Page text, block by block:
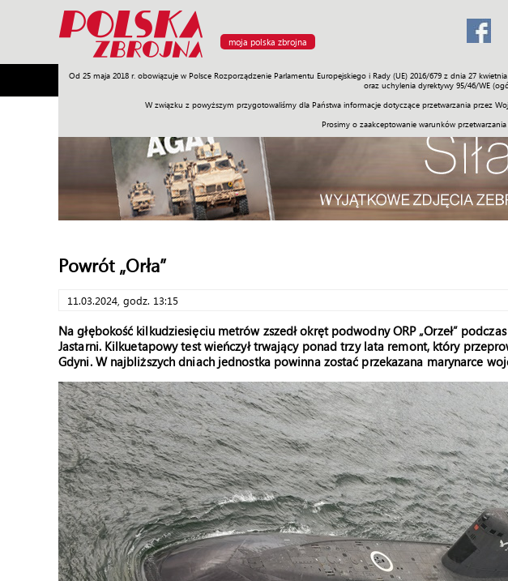
moja polska zbrojna
Od 25 maja 2018 r. obowiązuje w Polsce Rozporządzenie Parlamentu Europejskiego i Rady (UE) 2016/679 z dnia 27
oraz uchylenia dyrektywy 95/46/WE
W związku z powyższym przygotowaliśmy dla Państwa informacje dotyczące przetwarzania przez
Prosimy o zaakceptowanie warunków
Armia Poligon Sprzęt Misje Polityka Prawo Świat Społeczność
Powrót „Orła”
11.03.2024, godz. 13:15
Na głębokość kilkudziesięciu metrów zszedł okręt podwodny ORP „Orzeł”
Jastarni. Kilkuetapowy test wieńczył trwający ponad trzy lata remont, który
Gdyni. W najbliższych dniach jednostka powinna zostać przekazana marynarce